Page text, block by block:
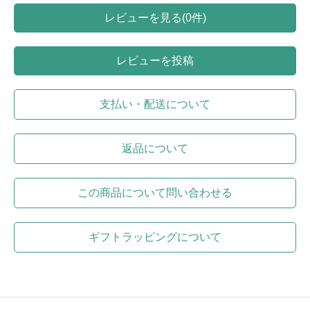
レビューを見る(0件)
レビューを投稿
支払い・配送について
返品について
この商品について問い合わせる
ギフトラッピングについて